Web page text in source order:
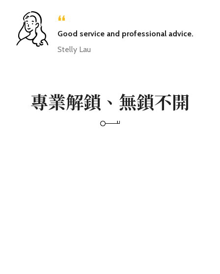
“
Good service and professional advice.
Stelly Lau
專業解鎖、無鎖不開